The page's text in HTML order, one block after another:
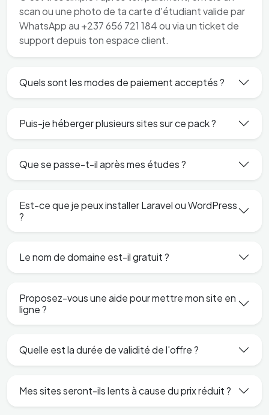
scan ou une photo de ta carte d'étudiant valide par
WhatsApp au +237 656 721 184 ou via un ticket de
support depuis ton espace client.
Quels sont les modes de paiement acceptés ?
Puis-je héberger plusieurs sites sur ce pack ?
Que se passe-t-il après mes études ?
Est-ce que je peux installer Laravel ou WordPress
?
Le nom de domaine est-il gratuit ?
Proposez-vous une aide pour mettre mon site en
ligne ?
Quelle est la durée de validité de l'offre ?
Mes sites seront-ils lents à cause du prix réduit ?